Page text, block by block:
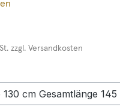
zzgl. Versandkosten